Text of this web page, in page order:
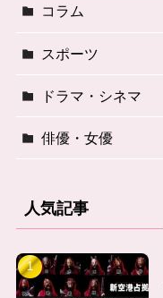
コラム
スポーツ
ドラマ・シネマ
俳優・女優
人気記事